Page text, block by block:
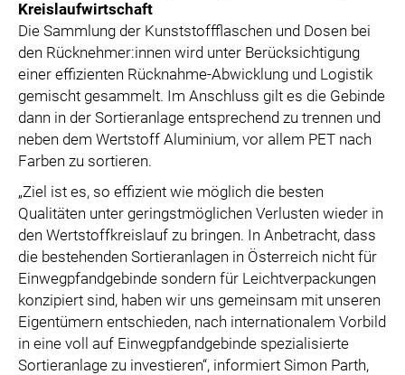
Kreislaufwirtschaft
Die Sammlung der Kunststoffflaschen und Dosen bei
den Rücknehmer:innen wird unter Berücksichtigung
einer effizienten Rücknahme-Abwicklung und Logistik
gemischt gesammelt. Im Anschluss gilt es die Gebinde
dann in der Sortieranlage entsprechend zu trennen und
neben dem Wertstoff Aluminium, vor allem PET nach
Farben zu sortieren.
„Ziel ist es, so effizient wie möglich die besten
Qualitäten unter geringstmöglichen Verlusten wieder in
den Wertstoffkreislauf zu bringen. In Anbetracht, dass
die bestehenden Sortieranlagen in Österreich nicht für
Einwegpfandgebinde sondern für Leichtverpackungen
konzipiert sind, haben wir uns gemeinsam mit unseren
Eigentümern entschieden, nach internationalem Vorbild
in eine voll auf Einwegpfandgebinde spezialisierte
Sortieranlage zu investieren“, informiert Simon Parth,